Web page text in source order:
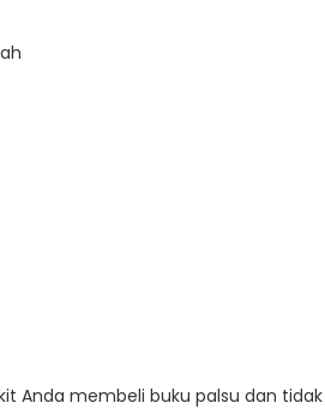
Anda membeli buku palsu dan tidak